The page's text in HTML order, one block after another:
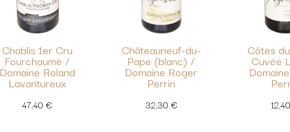
Chablis 1er Cru
Fourchaume /
Domaine Roland
Lavantureux
47,40 €
Châteauneuf-du-
Pape (blanc) /
Domaine Roger
Perrin
32,30 €
Côtes
Cuvée
12,40